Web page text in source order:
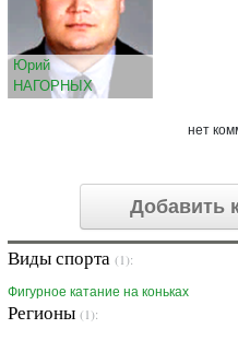
Юрий
НАГОРНЫХ
нет
Добавить
Виды спорта (1):
Фигурное катание на коньках
Регионы (1):